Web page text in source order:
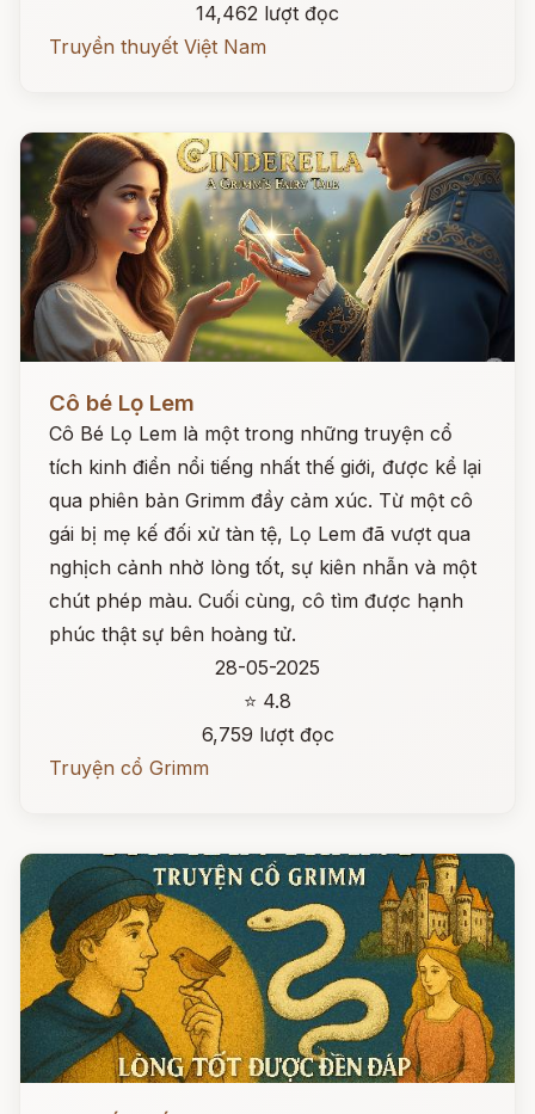
14,462 lượt đọc
Truyền thuyết Việt Nam
Cô bé Lọ Lem
Cô Bé Lọ Lem là một trong những truyện cổ
tích kinh điển nổi tiếng nhất thế giới, được kể lại
qua phiên bản Grimm đầy cảm xúc. Từ một cô
gái bị mẹ kế đối xử tàn tệ, Lọ Lem đã vượt qua
nghịch cảnh nhờ lòng tốt, sự kiên nhẫn và một
chút phép màu. Cuối cùng, cô tìm được hạnh
phúc thật sự bên hoàng tử.
28-05-2025
⭐ 4.8
6,759 lượt đọc
Truyện cổ Grimm